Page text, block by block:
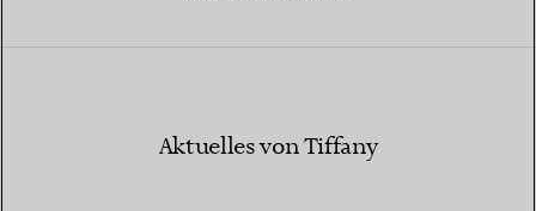
Erfahren Sie mehr über die Herkunft unserer Diamanten
und unsere verantwortungsvolle Beschaffung
Aktuelles von Tiffany